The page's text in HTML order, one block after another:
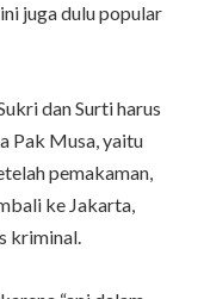
juga dulu popular
dan Surti harus
Pak Musa, yaitu
pemakaman,
ke Jakarta,
kriminal.